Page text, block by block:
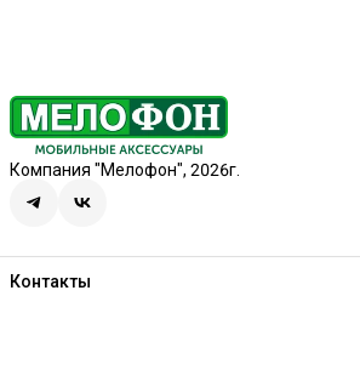
Компания "Мелофон", 2026г.
Контакты